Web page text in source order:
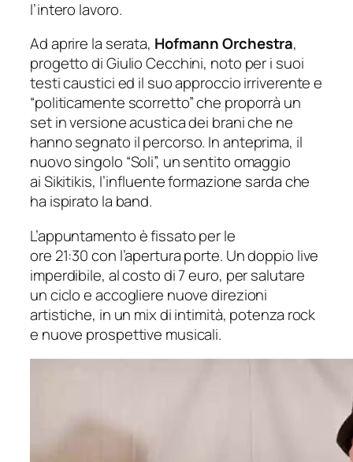
l’intero lavoro.
Ad aprire la serata, Hofmann Orchestra,
progetto di Giulio Cecchini, noto per i suoi
testi caustici ed il suo approccio irriverente e
“politicamente scorretto” che proporrà un
set in versione acustica dei brani che ne
hanno segnato il percorso. In anteprima, il
nuovo singolo “Soli”, un sentito omaggio
ai Sikitikis, l’influente formazione sarda che
ha ispirato la band.
L’appuntamento è fissato per le
ore 21:30 con l’apertura porte. Un doppio live
imperdibile, al costo di 7 euro, per salutare
un ciclo e accogliere nuove direzioni
artistiche, in un mix di intimità, potenza rock
e nuove prospettive musicali.